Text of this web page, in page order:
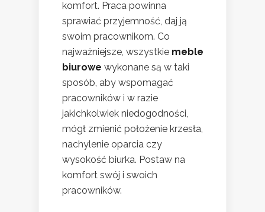
komfort. Praca powinna
sprawiać przyjemność, daj ją
swoim pracownikom. Co
najważniejsze, wszystkie meble
biurowe wykonane są w taki
sposób, aby wspomagać
pracowników i w razie
jakichkolwiek niedogodności,
mógł zmienić położenie krzesła,
nachylenie oparcia czy
wysokość biurka. Postaw na
komfort swój i swoich
pracowników.